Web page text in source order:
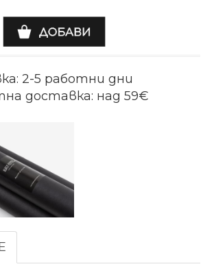
2-5 работни дни
доставка: над 59€